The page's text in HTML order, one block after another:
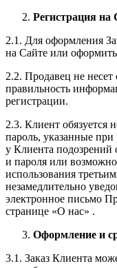
Регистрация на
2.1. Для оформления
на Сайте или оформить
2.2. Продавец не несет
правильность
регистрации.
2.3. Клиент обязуется
пароль, указанные
у Клиента подозрений
и пароля или
использования
незамедлительно
электронное письмо
странице «О нас» .
Оформление и
3.1. Заказ Клиента